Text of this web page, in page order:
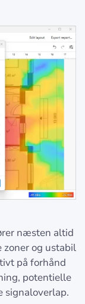
næsten altid
og ustabil
på forhånd
potentielle
signaloverlap.